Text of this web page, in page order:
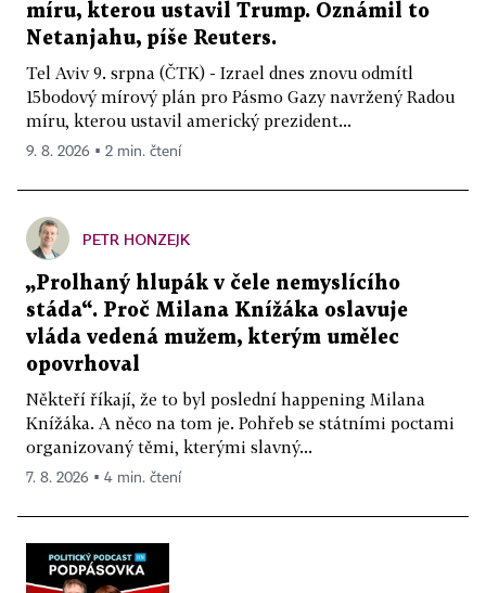
míru, kterou ustavil Trump. Oznámil to
Netanjahu, píše Reuters.
Tel Aviv 9. srpna (ČTK) - Izrael dnes znovu odmítl
15bodový mírový plán pro Pásmo Gazy navržený Radou
míru, kterou ustavil americký prezident...
9. 8. 2026 ▪ 2 min. čtení
PETR HONZEJK
„Prolhaný hlupák v čele nemyslícího
stáda“. Proč Milana Knížáka oslavuje
vláda vedená mužem, kterým umělec
opovrhoval
Někteří říkají, že to byl poslední happening Milana
Knížáka. A něco na tom je. Pohřeb se státními poctami
organizovaný těmi, kterými slavný...
7. 8. 2026 ▪ 4 min. čtení